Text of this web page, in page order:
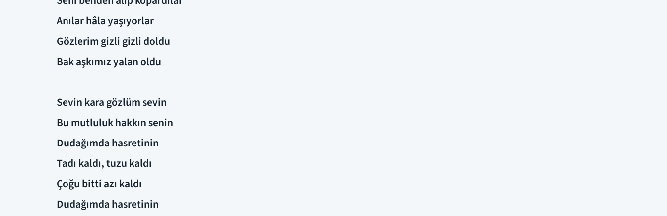
Anılar hâla yaşıyorlar
Gözlerim gizli gizli doldu
Bak aşkımız yalan oldu
Sevin kara gözlüm sevin
Bu mutluluk hakkın senin
Dudağımda hasretinin
Tadı kaldı, tuzu kaldı
Çoğu bitti azı kaldı
Dudağımda hasretinin